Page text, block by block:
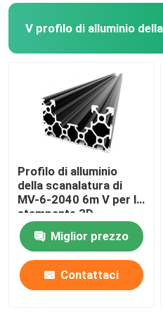
V profilo di alluminio
Profilo di alluminio
della scanalatura di
MV-6-2040 6m V per la
stampante 3D
Miglior prezzo
Contattaci